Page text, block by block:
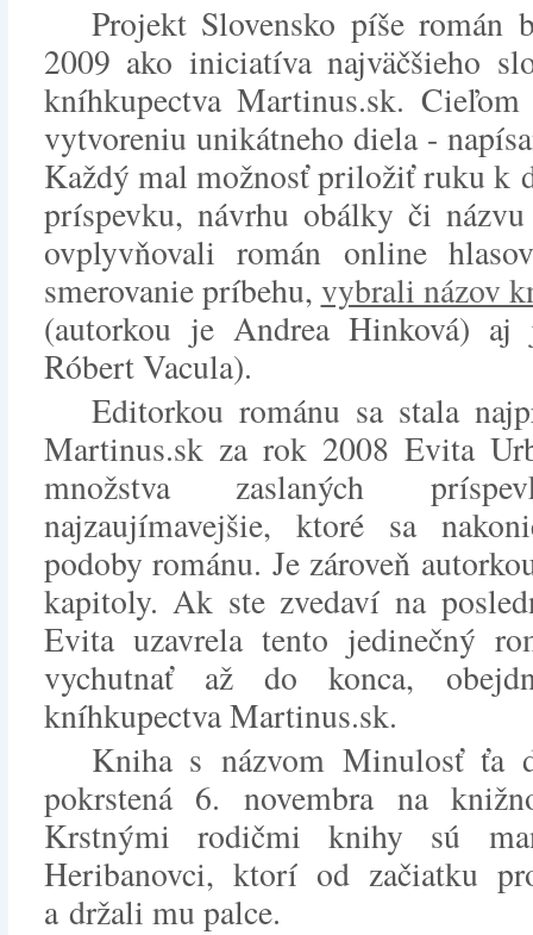
Projekt Slovensko píše
2009 ako iniciatíva najväčšieho
kníhkupectva Martinus.sk.
vytvoreniu unikátneho diela -
Každý mal možnosť priložiť ruku k
príspevku, návrhu obálky či
ovplyvňovali román online
smerovanie príbehu, vybrali názov
(autorkou je Andrea Hinková) aj
Róbert Vacula).
Editorkou románu sa stala
Martinus.sk za rok 2008 Evita
množstva zaslaných
najzaujímavejšie, ktoré sa
podoby románu. Je zároveň
kapitoly. Ak ste zvedaví na
Evita uzavrela tento jedinečný
vychutnať až do konca,
kníhkupectva Martinus.sk.
Kniha s názvom Minulosť ťa
pokrstená 6. novembra na
Krstnými rodičmi knihy sú
Heribanovci, ktorí od začiatku
a držali mu palce.